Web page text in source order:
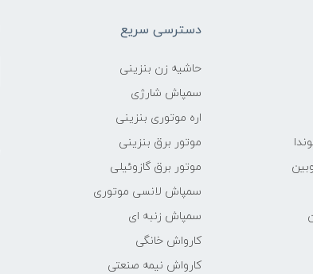
دسترسی سریع
حاشیه زن بنزینی
سمپاش شارژی
اره موتوری بنزینی
موتور برق بنزینی
موتور برق گازوئیلی
سمپاش لانسی موتوری
سمپاش زنبه ای
کارواش خانگی
کارواش نیمه صنعتی